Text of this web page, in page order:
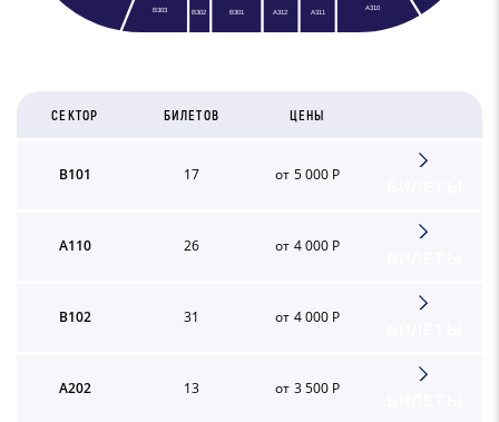
A310
A311
B302
B303 B301 A312
СЕКТОР БИЛЕТОВ ЦЕНЫ
B101 17 от 5 000 Р
A110 26 от 4 000 Р
B102 31 от 4 000 Р
A202 13 от 3 500 Р